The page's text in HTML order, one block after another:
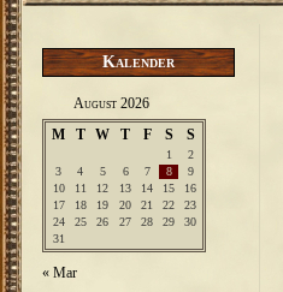
Kalender
August 2026
M
T W T F S S
1
2
3
4 5 6 7 8
9
10
11 12 13 14 15
16
17
18 19 20 21 22
23
24
25 26 27 28 29
30
31
« Mar